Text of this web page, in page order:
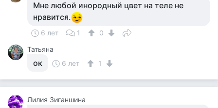
Мне любой инородный цвет на теле не
нравится.
6 лет 1
0
Татьяна
ок 6 лет 1
Лилия Зиганшина